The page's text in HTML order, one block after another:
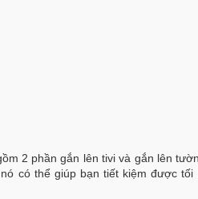
2 phần gắn lên tivi và gắn lên
có thể giúp bạn tiết kiệm được